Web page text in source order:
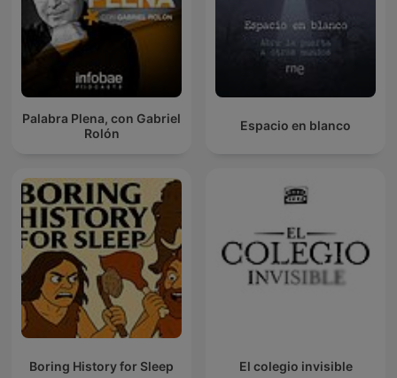
Palabra Plena, con Gabriel
Rolón
Espacio en blanco
Boring History for Sleep El colegio invisible